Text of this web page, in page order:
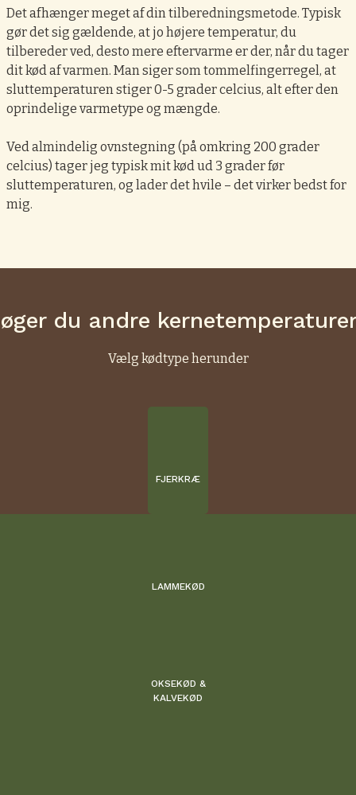
Det afhænger meget af din tilberedningsmetode. Typisk
gør det sig gældende, at jo højere temperatur, du
tilbereder ved, desto mere eftervarme er der, når du tager
dit kød af varmen. Man siger som tommelfingerregel, at
sluttemperaturen stiger 0-5 grader celcius, alt efter den
oprindelige varmetype og mængde.
Ved almindelig ovnstegning (på omkring 200 grader
celcius) tager jeg typisk mit kød ud 3 grader før
sluttemperaturen, og lader det hvile – det virker bedst for
mig.
du andre
Vælg kødtype herunder
FJERKRÆ
LAMMEKØD
OKSEKØD &
KALVEKØD